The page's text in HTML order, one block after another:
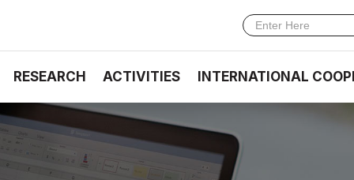
RESEARCH ACTIVITIES INTERNATIONAL